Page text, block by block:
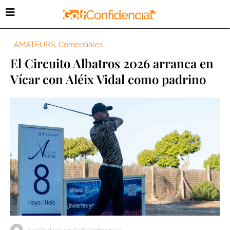
AMATEURS, Comerciales
El Circuito Albatros 2026 arranca en
Vícar con Aléix Vidal como padrino